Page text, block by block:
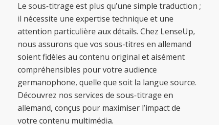
Le sous-titrage est plus qu’une simple traduction ;
il nécessite une expertise technique et une
attention particulière aux détails. Chez LenseUp,
nous assurons que vos sous-titres en allemand
soient fidèles au contenu original et aisément
compréhensibles pour votre audience
germanophone, quelle que soit la langue source.
Découvrez nos services de sous-titrage en
allemand, conçus pour maximiser l’impact de
votre contenu multimédia.